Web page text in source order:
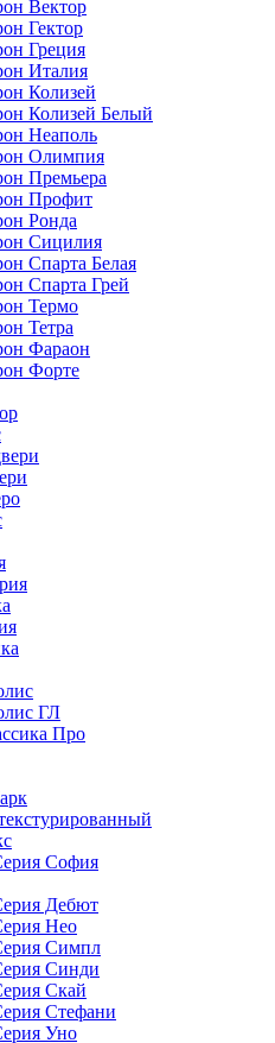
Вектор
Гектор
Греция
Италия
Колизей
Колизей Белый
Неаполь
Олимпия
Премьера
Профит
Ронда
Сицилия
Спарта Белая
Спарта Грей
Термо
Тетра
Фараон
Форте
ГЛ
Про
София
Дебют
Нео
Симпл
Синди
Скай
Стефани
Уно